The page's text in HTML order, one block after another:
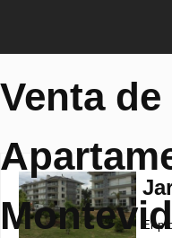
Venta de
El